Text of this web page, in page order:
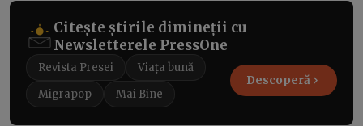
Citește știrile dimineții cu
Newsletterele PressOne
Revista Presei
Viața bună
Migrapop
Mai Bine
Descoperă